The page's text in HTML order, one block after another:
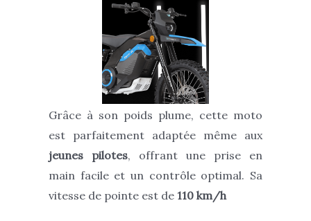
Grâce à son poids plume, cette moto
est parfaitement adaptée même aux
jeunes pilotes, offrant une prise en
main facile et un contrôle optimal. Sa
vitesse de pointe est de 110 km/h